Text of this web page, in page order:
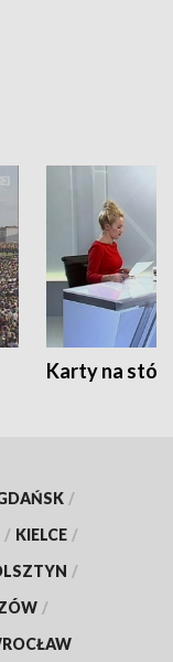
Karty na
/
/ KIELCE /
/
/